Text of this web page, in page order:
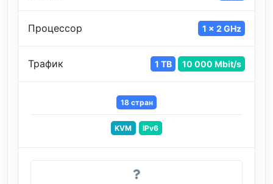
Процессор 1 x 2 GHz
Трафик 1 TB 10 000 Mbit/s
18 стран
KVM IPv6